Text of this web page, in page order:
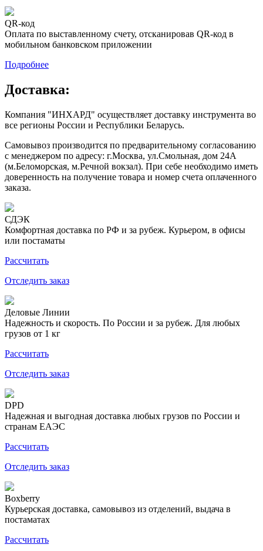
QR-код
Оплата по выставленному счету, отсканировав QR-код в
мобильном банковском приложении
Подробнее
Доставка:
Компания "ИНХАРД" осуществляет доставку инструмента во
все регионы России и Республики Беларусь.
Самовывоз производится по предварительному согласованию
с менеджером по адресу: г.Москва, ул.Смольная, дом 24А
(м.Беломорская, м.Речной вокзал). При себе необходимо иметь
доверенность на получение товара и номер счета оплаченного
заказа.
СДЭК
Комфортная доставка по РФ и за рубеж. Курьером, в офисы
или постаматы
Рассчитать
Отследить заказ
Деловые Линии
Надежность и скорость. По России и за рубеж. Для любых
грузов от 1 кг
Рассчитать
Отследить заказ
DPD
Надежная и выгодная доставка любых грузов по России и
странам ЕАЭС
Рассчитать
Отследить заказ
Boxberry
Курьерская доставка, самовывоз из отделений, выдача в
постаматах
Рассчитать